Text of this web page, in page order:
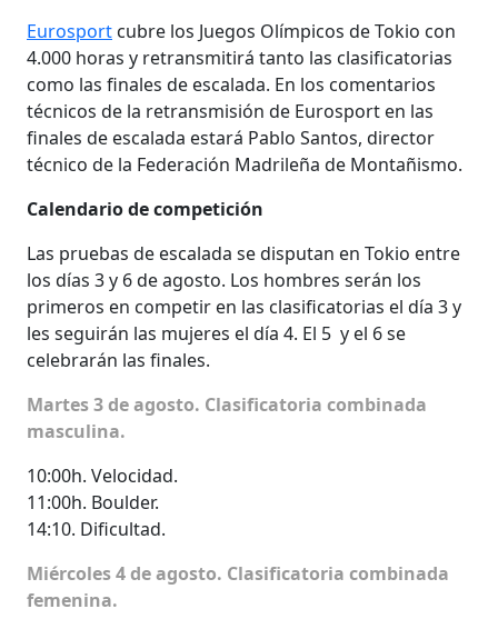
Eurosport cubre los Juegos Olímpicos de Tokio con
4.000 horas y retransmitirá tanto las clasificatorias
como las finales de escalada. En los comentarios
técnicos de la retransmisión de Eurosport en las
finales de escalada estará Pablo Santos, director
técnico de la Federación Madrileña de Montañismo.
Calendario de competición
Las pruebas de escalada se disputan en Tokio entre
los días 3 y 6 de agosto. Los hombres serán los
primeros en competir en las clasificatorias el día 3 y
les seguirán las mujeres el día 4. El 5 y el 6 se
celebrarán las finales.
Martes 3 de agosto. Clasificatoria combinada
masculina.
10:00h. Velocidad.
11:00h. Boulder.
14:10. Dificultad.
Miércoles 4 de agosto. Clasificatoria combinada
femenina.